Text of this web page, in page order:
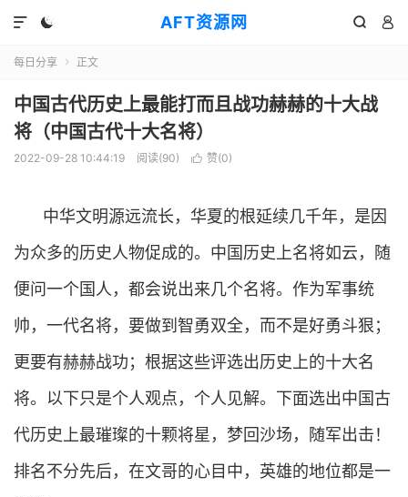
AFT资源网
  

每日分享  正文
中国古代历史上最能打而且战功赫赫的十大战
将（中国古代十大名将）
2022-09-28 10:44:19 阅读(90)  赞(0)
中华文明源远流长，华夏的根延续几千年，是因
为众多的历史人物促成的。中国历史上名将如云，随
便问一个国人，都会说出来几个名将。作为军事统
帅，一代名将，要做到智勇双全，而不是好勇斗狠；
更要有赫赫战功；根据这些评选出历史上的十大名
将。以下只是个人观点，个人见解。下面选出中国古
代历史上最璀璨的十颗将星，梦回沙场，随军出击！
排名不分先后，在文哥的心目中，英雄的地位都是一